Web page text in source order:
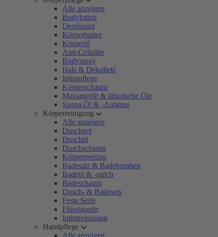
Alle anzeigen
Bodylotion
Deodorant
Körperbutter
Körperöl
Anti-Cellulite
Bodyspray
Hals & Dekolleté
Intimpflege
Körperschaum
Massageöle & ätherische Öle
Sauna-Öl & -Aufguss
Körperreinigung
Alle anzeigen
Duschgel
Duschöl
Duschschaum
Körperpeeling
Badesalz & Badebomben
Badeöl & -milch
Badeschaum
Dusch- & Badesets
Feste Seife
Flüssigseife
Intimreinigung
Handpflege
Alle anzeigen